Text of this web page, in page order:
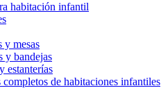
habitación infantil
y mesas
y bandejas
estanterías
de habitaciones infantiles